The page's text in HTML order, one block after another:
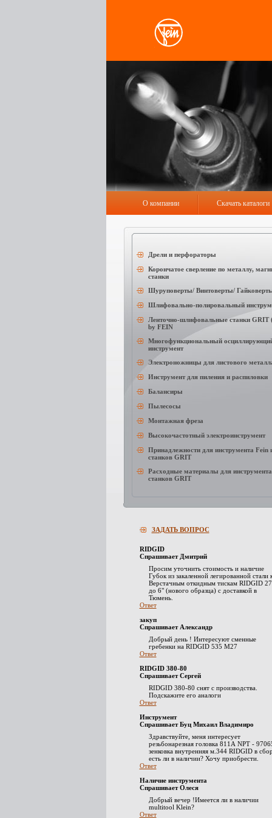
О компании Скачать каталоги
Дрели и перфораторы
Корончатое сверление по металлу,
станки
Шуруповерты/ Винтоверты/
Шлифовально-полировальный
Ленточно-шлифовальные станки GRIT
by FEIN
Многофункциональный
инструмент
Электроножницы для листового
Инструмент для пиления и распиловки
Балансиры
Пылесосы
Монтажная фреза
Высокочастотный электроинструмент
Принадлежности для инструмента Fein
станков GRIT
Расходные материалы для
станков GRIT
ЗАДАТЬ ВОПРОС
RIDGID
Спрашивает Дмитрий
Просим уточнить стоимость и наличие
Губок из закаленной легированной стали
Верстачным откидным тискам RIDGID
до 6" (нового образца) с доставкой в
Тюмень.
Ответ
закуп
Спрашивает Александр
Добрый день ! Интересуют сменные
гребенки на RIDGID 535 М27
Ответ
RIDGID 380-80
Спрашивает Сергей
RIDGID 380-80 снят с производства.
Подскажите его аналоги
Ответ
Инструмент
Спрашивает Буц Михаил Владимиро
Здравствуйте, меня интересует
резьбонарезная головка 811А NPT -
зенковка внутренняя м.344 RIDGID в
есть ли в наличии? Хочу приобрести.
Ответ
Наличие инструмента
Спрашивает Олеся
Добрый вечер !Имеется ли в наличии
multitool Klein?
Ответ